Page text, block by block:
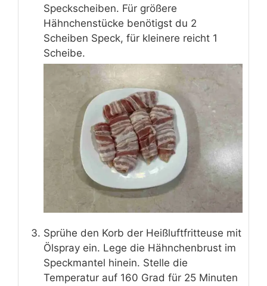
Speckscheiben. Für größere
Hähnchenstücke benötigst du 2
Scheiben Speck, für kleinere reicht 1
Scheibe.
Sprühe den Korb der Heißluftfritteuse mit
Ölspray ein. Lege die Hähnchenbrust im
Speckmantel hinein. Stelle die
Temperatur auf 160 Grad für 25 Minuten